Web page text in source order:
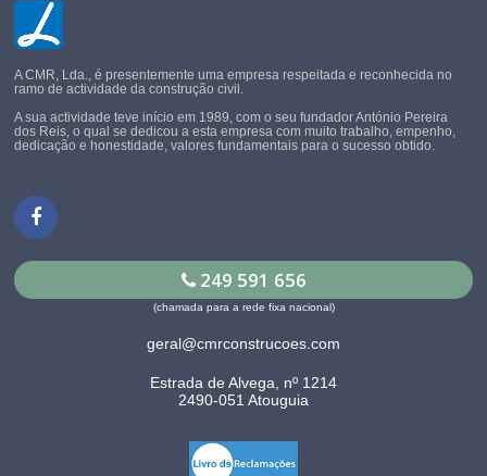
A CMR, Lda., é presentemente uma empresa respeitada e reconhecida no
ramo de actividade da construção civil.
A sua actividade teve início em 1989, com o seu fundador António Pereira
dos Reis, o qual se dedicou a esta empresa com muito trabalho, empenho,
dedicação e honestidade, valores fundamentais para o sucesso obtido.
249 591 656
(chamada para a rede fixa nacional)
geral@cmrconstrucoes.com
Estrada de Alvega, nº 1214
2490-051 Atouguia